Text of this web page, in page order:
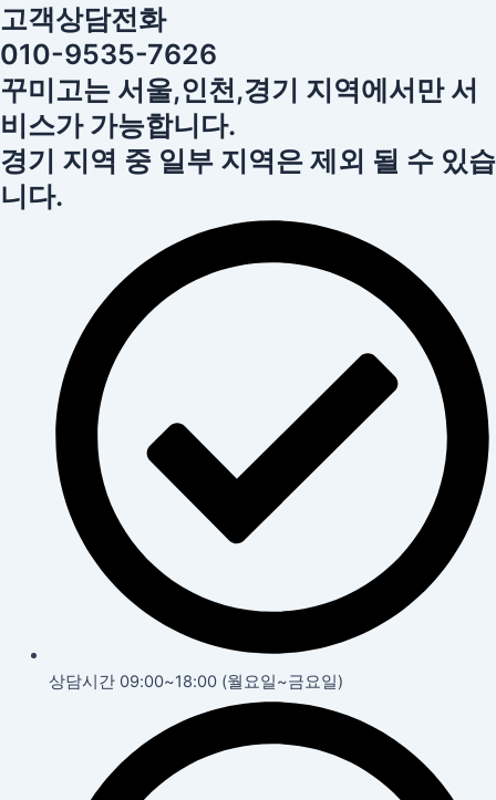
고객상담전화
010-9535-7626
꾸미고는 서울,인천,경기 지역에서만 서
비스가 가능합니다.
경기 지역 중 일부 지역은 제외 될 수 있습
니다.
상담시간 09:00~18:00 (월요일~금요일)